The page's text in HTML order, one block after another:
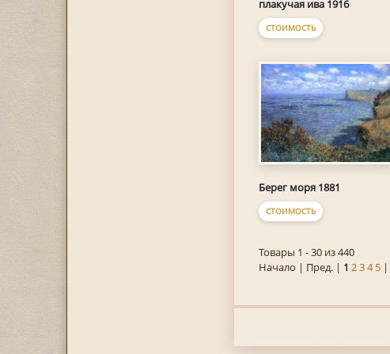
плакучая ива 1916
СТОИМОСТЬ
Берег моря 1881
СТОИМОСТЬ
Товары 1 - 30 из 440
Начало | Пред. | 1 234 5|